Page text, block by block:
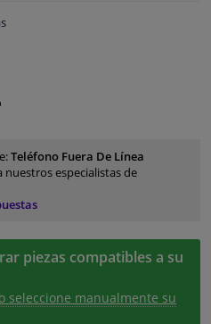
Teléfono Fuera De Línea
nuestros especialistas de
piezas compatibles a su
o seleccione manualmente su